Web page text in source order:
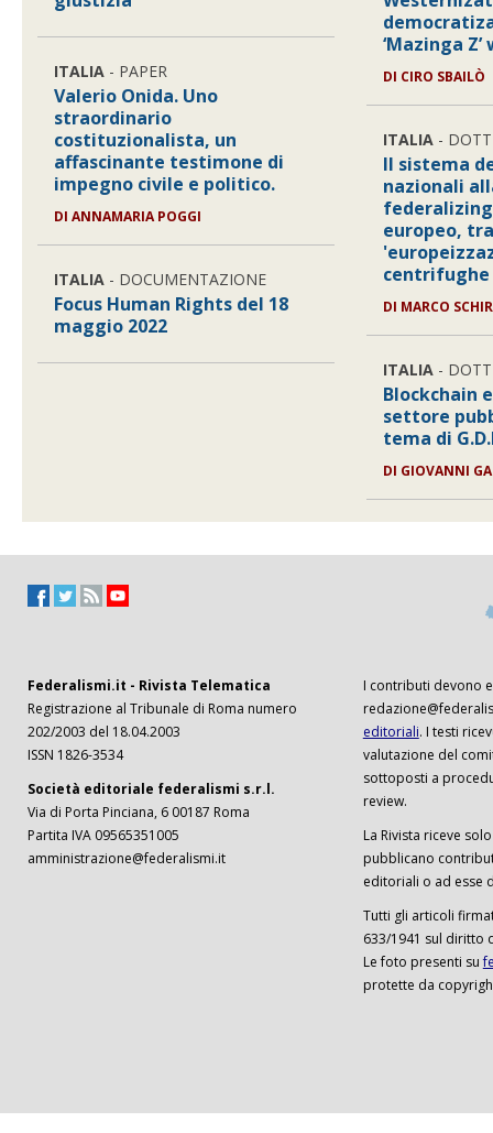
ITALIA - PAPER
Valerio Onida. Uno
straordinario
costituzionalista, un
affascinante testimone di
impegno civile e politico.
DIANNAMARIA POGGI
ITALIA - DOCUMENTAZIONE
Focus Human Rights del 18
maggio 2022
‘Mazinga
DI CIRO SBAILÒ
ITALIA -
Il sistema
nazionali
europeo,
centrifughe
DI MARCO
ITALIA -
Blockchain
settore
tema di
DI GIOVANNI
Federalismi.it - Rivista Telematica
Registrazione al Tribunale di Roma numero
202/2003 del 18.04.2003
ISSN 1826-3534
Società editoriale federalismi s.r.l.
Via di Porta Pinciana, 6 00187 Roma
Partita IVA 09565351005
amministrazione@federalismi.it
I contributi devono
editoriali. I testi
valutazione del
sottoposti a
review.
La Rivista riceve
pubblicano
editoriali o ad esse
Tutti gli articoli
633/1941 sul diritto
Le foto presenti su
protette da